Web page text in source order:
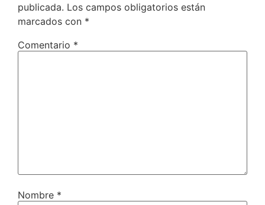
publicada. Los campos obligatorios están
marcados con *
Comentario *
Nombre *